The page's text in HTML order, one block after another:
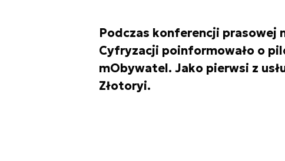
Podczas konferencji
Cyfryzacji poinformowało o
mObywatel. Jako pierwsi z
Złotoryi.